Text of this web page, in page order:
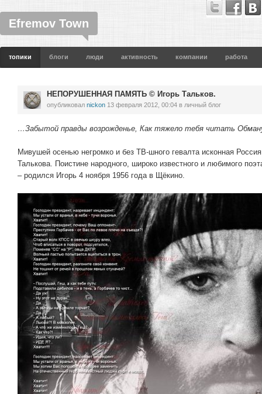
Efremov Town
топики блоги люди активность компании работа
НЕПОРУШЕННАЯ ПАМЯТЬ © Игорь Тальков.
опубликовал nickon 13 февраля 2012, 00:04 в личный блог
…Забытой правды возрожденье, Как тяжело тебя читать
Мивушей осенью негромко и без ТВ-шного гевалта исконная
Талькова. Поистине народного, широко известного и любимого
– родился Игорь 4 ноября 1956 года в Щёкино.